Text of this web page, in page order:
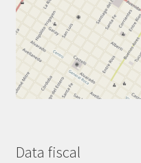
Data fiscal